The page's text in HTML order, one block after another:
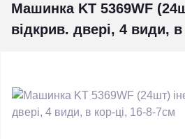
Машинка KT 5369WF
відкрив. двері, 4 види,